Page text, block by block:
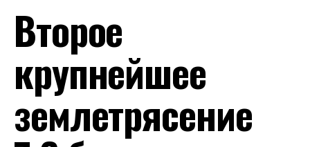
Второе
крупнейшее
землетрясение